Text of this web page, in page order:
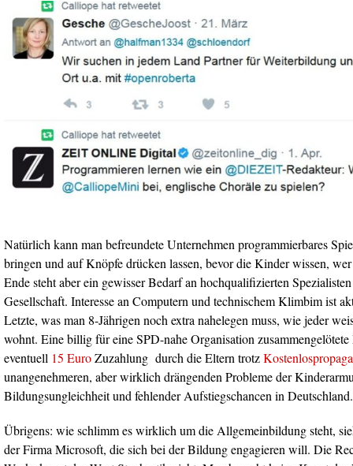
Natürlich kann man befreundete Unternehmen programmierbares
bringen und auf Knöpfe drücken lassen, bevor die Kinder wissen,
Ende steht aber ein gewisser Bedarf an hochqualifizierten
Gesellschaft. Interesse an Computern und technischem Klimbim ist
Letzte, was man 8-Jährigen noch extra nahelegen muss, wie jeder
wohnt. Eine billig für eine SPD-nahe Organisation
eventuell 15 EuroZuzahlung durch die Eltern trotz
unangenehmeren, aber wirklich drängenden Probleme der
Bildungsungleichheit und fehlender Aufstiegschancen in Deutschland.
Übrigens: wie schlimm es wirklich um die Allgemeinbildung steht,
der Firma Microsoft, die sich bei der Bildung engagieren will. Die